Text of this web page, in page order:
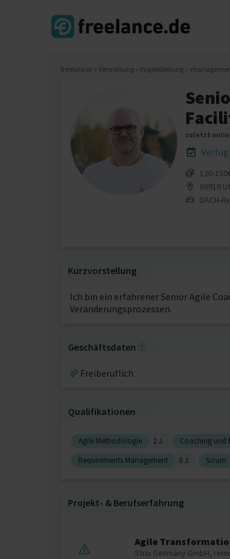
freelancer » Verwaltung » Projektleitung / -
zuletzt
86919
DACH-
Kurzvorstellung
Ich bin ein erfahrener Senior Agile
Veränderungsprozessen.
Geschäftsdaten
Freiberuflich
Qualifikationen
Agile Methodologie 2 J. Coaching und
Requirements Management
6 J. Scrum
Projekt‐ & Berufserfahrung
Agile
Strix Germany GmbH,